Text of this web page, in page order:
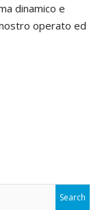
dinamico e
operato ed